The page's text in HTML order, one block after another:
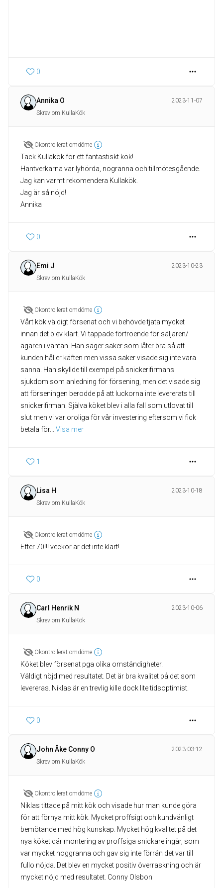
0
Annika O
2023-11-07
Skrev om KullaKök
Okontrollerat omdöme
Tack Kullakök för ett fantastiskt kök!
Hantverkarna var lyhörda, nogranna och tillmötesgående.
Jag kan varmt rekomendera Kullakök.
Jag är så nöjd!
Annika
0
Emi J
2023-10-23
Skrev om KullaKök
Okontrollerat omdöme
Vårt kök väldigt försenat och vi behövde tjata mycket
innan det blev klart. Vi tappade förtroende för säljaren/
ägaren i väntan. Han säger saker som låter bra så att
kunden håller käften men vissa saker visade sig inte vara
sanna. Han skyllde till exempel på snickerifirmans
sjukdom som anledning för försening, men det visade sig
att förseningen berodde på att luckorna inte levererats till
snickerifirman. Själva köket blev i alla fall som utlovat till
slut men vi var oroliga för vår investering eftersom vi fick
betala för... Visa mer
1
Lisa H
2023-10-18
Skrev om KullaKök
Okontrollerat omdöme
Efter 70!!! veckor är det inte klart!
0
Carl Henrik N
2023-10-06
Skrev om KullaKök
Okontrollerat omdöme
Köket blev försenat pga olika omständigheter.
Väldigt nöjd med resultatet. Det är bra kvalitet på det som
levereras. Niklas är en trevlig kille dock lite tidsoptimist.
0
John Åke Conny O
2023-03-12
Skrev om KullaKök
Okontrollerat omdöme
Niklas tittade på mitt kök och visade hur man kunde göra
för att förnya mitt kök. Mycket proffsigt och kundvänligt
bemötande med hög kunskap. Mycket hög kvalitet på det
nya köket där montering av proffsiga snickare ingår, som
var mycket noggranna och gav sig inte förrän det var till
fullo nöjda. Det blev en mycket positiv överraskning och är
mycket nöjd med resultatet. Conny Olsbon